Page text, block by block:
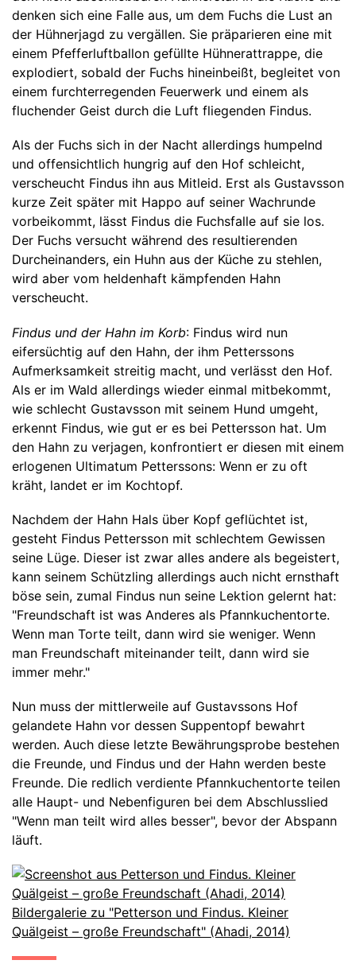
denken sich eine Falle aus, um dem Fuchs die Lust an
der Hühnerjagd zu vergällen. Sie präparieren eine mit
einem Pfefferluftballon gefüllte Hühnerattrappe, die
explodiert, sobald der Fuchs hineinbeißt, begleitet von
einem furchterregenden Feuerwerk und einem als
fluchender Geist durch die Luft fliegenden Findus.
Als der Fuchs sich in der Nacht allerdings humpelnd
und offensichtlich hungrig auf den Hof schleicht,
verscheucht Findus ihn aus Mitleid. Erst als Gustavsson
kurze Zeit später mit Happo auf seiner Wachrunde
vorbeikommt, lässt Findus die Fuchsfalle auf sie los.
Der Fuchs versucht während des resultierenden
Durcheinanders, ein Huhn aus der Küche zu stehlen,
wird aber vom heldenhaft kämpfenden Hahn
verscheucht.
Findus und der Hahn im Korb: Findus wird nun
eifersüchtig auf den Hahn, der ihm Petterssons
Aufmerksamkeit streitig macht, und verlässt den Hof.
Als er im Wald allerdings wieder einmal mitbekommt,
wie schlecht Gustavsson mit seinem Hund umgeht,
erkennt Findus, wie gut er es bei Pettersson hat. Um
den Hahn zu verjagen, konfrontiert er diesen mit einem
erlogenen Ultimatum Petterssons: Wenn er zu oft
kräht, landet er im Kochtopf.
Nachdem der Hahn Hals über Kopf geflüchtet ist,
gesteht Findus Pettersson mit schlechtem Gewissen
seine Lüge. Dieser ist zwar alles andere als begeistert,
kann seinem Schützling allerdings auch nicht ernsthaft
böse sein, zumal Findus nun seine Lektion gelernt hat:
"Freundschaft ist was Anderes als Pfannkuchentorte.
Wenn man Torte teilt, dann wird sie weniger. Wenn
man Freundschaft miteinander teilt, dann wird sie
immer mehr."
Nun muss der mittlerweile auf Gustavssons Hof
gelandete Hahn vor dessen Suppentopf bewahrt
werden. Auch diese letzte Bewährungsprobe bestehen
die Freunde, und Findus und der Hahn werden beste
Freunde. Die redlich verdiente Pfannkuchentorte teilen
alle Haupt- und Nebenfiguren bei dem Abschlusslied
"Wenn man teilt wird alles besser", bevor der Abspann
läuft.
Bildergalerie zu "Petterson und Findus. Kleiner
Quälgeist – große Freundschaft" (Ahadi, 2014)